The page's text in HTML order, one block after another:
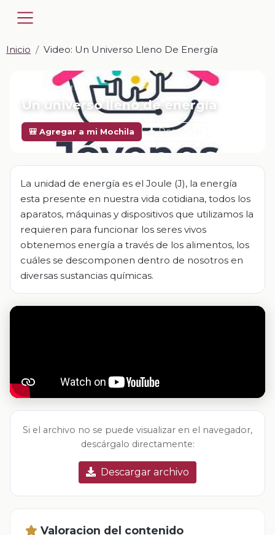
Inicio Video: Un Universo Lleno De Energía
📎 VIDEO · MP4
Un universo lleno de energía
🎒 Agregar a mi Mochila Descargar
La unidad de energía es el Joule (J), la energía
esta presente en nuestra vida cotidiana, todos los
aparatos, máquinas y dispositivos que utilizamos la
requieren para funcionar los seres vivos
obtenemos energía a través de los alimentos, los
cuáles se descomponen dentro de nosotros en
diversas sustancias químicas.
Si el archivo no se puede visualizar en el navegador,
descárgalo directamente:
Descargar archivo
Valoracion del contenido